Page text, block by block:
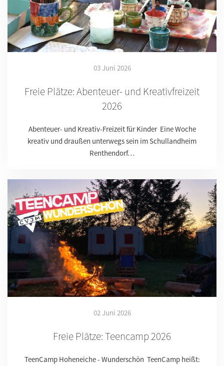
03 Juni 2026
Freie Plätze: Abenteuer- und Kreativfreizeit
2026
Abenteuer- und Kreativ-Freizeit für Kinder Eine Woche
kreativ und draußen unterwegs sein im Schullandheim
Renthendorf…
02 Juni 2026
Freie Plätze: Teencamp 2026
TeenCamp Hoheneiche - Wunderschön TeenCamp heißt: